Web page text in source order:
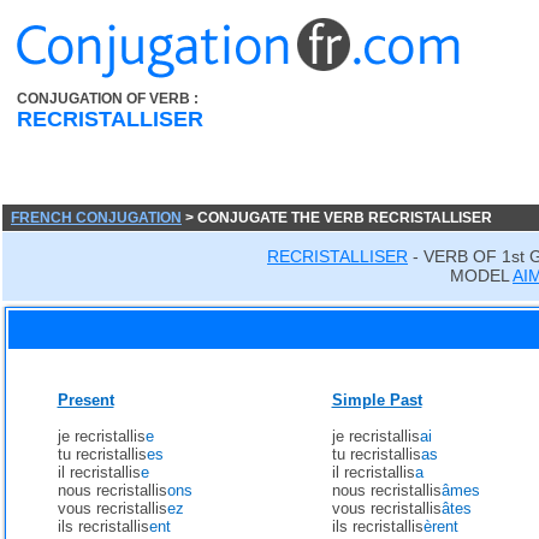
CONJUGATION OF VERB :
RECRISTALLISER
FRENCH CONJUGATION > CONJUGATE THE VERB RECRISTALLISER
RECRISTALLISER - VERB OF 1st
MODEL
Present
je recristallise
tu recristallises
il recristallise
nous recristallisons
vous recristallisez
ils recristallisent
Simple Past
je recristallisai
tu recristallisas
il recristallisa
nous recristallisâmes
vous recristallisâtes
ils recristallisèrent